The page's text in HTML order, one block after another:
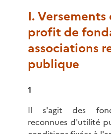
I.
profit de
associations
publique
1
Il s'agit des
reconnues d'utilité